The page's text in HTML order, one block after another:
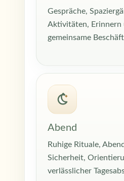
Gespräche,
Aktivitäten, Erinnern
gemeinsame
Abend
Ruhige Rituale,
Sicherheit,
verlässlicher